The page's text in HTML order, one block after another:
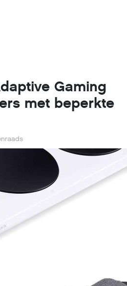
Gaming
met beperkte